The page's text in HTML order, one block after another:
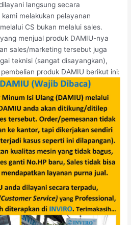
langsung secara
melakukan pelayanan
CS bukan melalui sales.
menjual produk DAMIU-nya
sales/marketing tersebut juga
teknisi (sangat disayangkan),
produk DAMIU berikut ini: